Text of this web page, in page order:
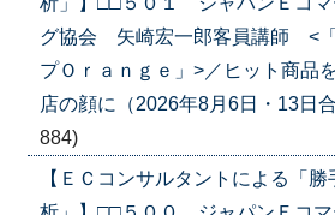
グ協会 矢崎宏一郎客員講師 <「
プＯｒａｎｇｅ」>／ヒット商品を
店の顔に（2026年8月6日・13日
884)
【ＥＣコンサルタントによる「